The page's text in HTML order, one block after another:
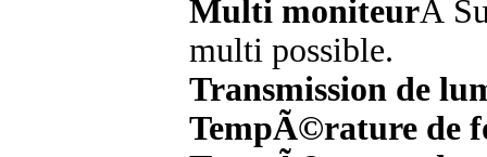
Multi moniteurÂ
multi possible.
Transmission de
TempÃ©rature de